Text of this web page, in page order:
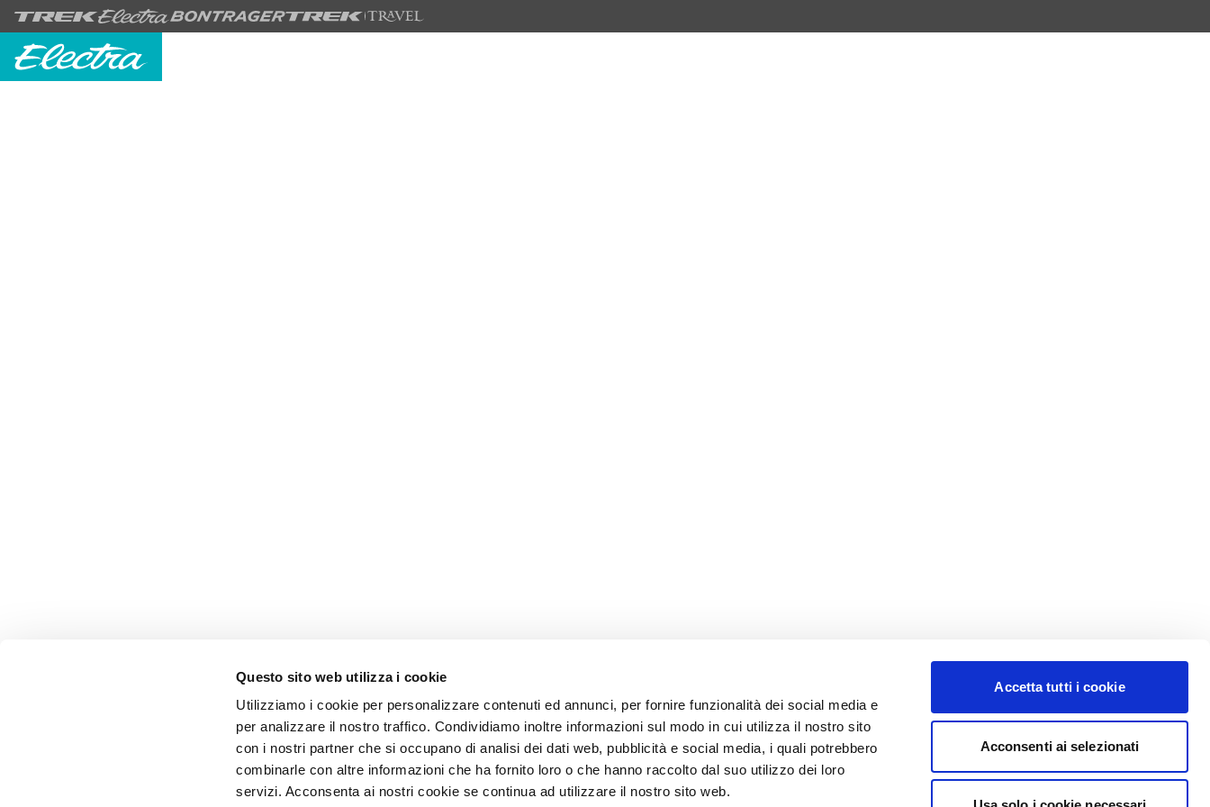
Questo sito web utilizza i cookie
Utilizziamo i cookie per personalizzare contenuti ed annunci, per fornire funzionalità dei social media e
per analizzare il nostro traffico. Condividiamo inoltre informazioni sul modo in cui utilizza il nostro sito
con i nostri partner che si occupano di analisi dei dati web, pubblicità e social media, i quali potrebbero
combinarle con altre informazioni che ha fornito loro o che hanno raccolto dal suo utilizzo dei loro
servizi. Acconsenta ai nostri cookie se continua ad utilizzare il nostro sito web.
Accetta tutti i cookie
Acconsenti ai selezionati